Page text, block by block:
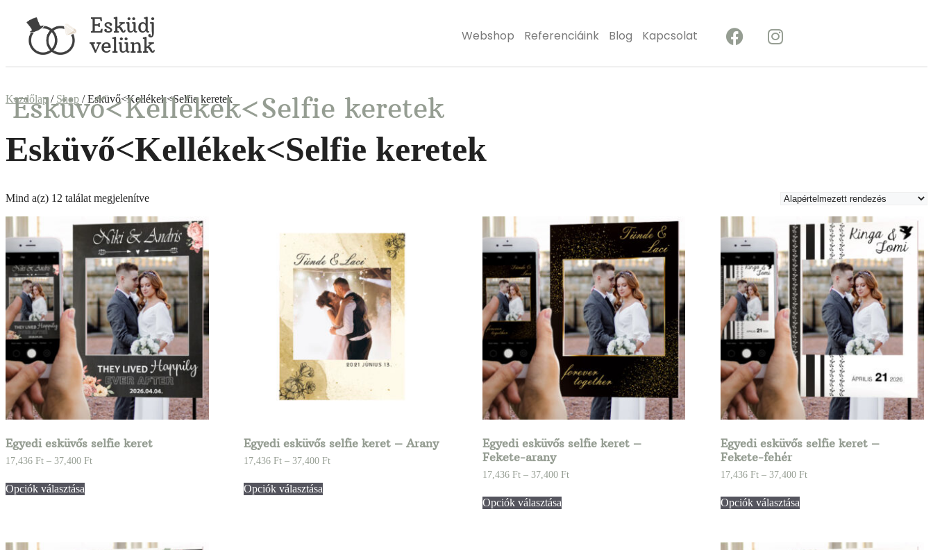
Esküdj
velünk
Webshop Referenciáink Blog Kapcsolat
Esküvő<Kellékek<Selfie keretek
Kezdőlap/ Shop / Esküvő<Kellékek<Selfie keretek
Esküvő<Kellékek<Selfie keretek
Mind a(z) 12 találat megjelenítve
Egyedi esküvős selfie keret
17,436 Ft – 37,400 Ft
Opciók választása
Egyedi esküvős selfie keret – Arany
17,436Ft – 37,400Ft
Opciók választása
Egyedi esküvős selfie keret –
Fekete-arany
17,436 Ft – 37,400 Ft
Opciók választása
Egyedi esküvős selfie keret –
Fekete-fehér
17,436 Ft – 37,400 Ft
Opciók választása